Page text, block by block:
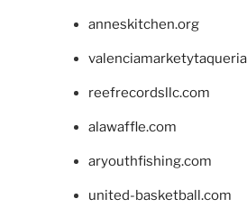
anneskitchen.org
reefrecordsllc.com
alawaffle.com
aryouthfishing.com
united-basketball.com